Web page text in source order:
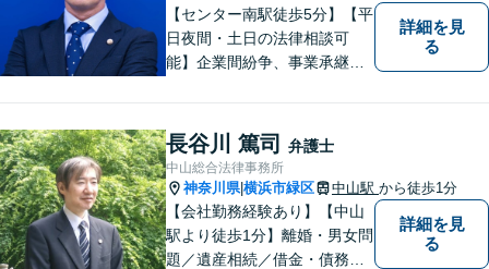
ます。
【センター南駅徒歩5分】【平
日夜間・土日の法律相談可
能】企業間紛争、事業承継・
から、インターネットによる
中傷・プライバシー・著作権
被害、いじめ、離婚・相続、
不動産に関わる紛争その他の
個人法務まで幅広い分野の対
応が可能です。
詳細を見
る
長谷川 篤司 弁護士
中山総合法律事務所
神奈川県|横浜市緑区 中山駅 から徒歩1分
【会社勤務経験あり】【中山
駅より徒歩1分】離婚・男女問
題／遺産相続／借金・債務整
詳細を見
る